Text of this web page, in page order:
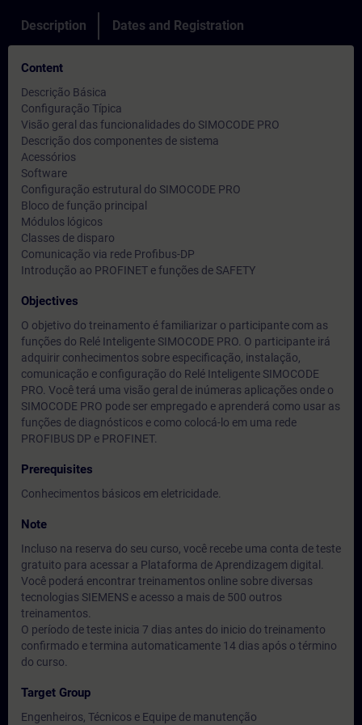
Description Dates and Registration
Content
Descrição Básica
Configuração Típica
Visão geral das funcionalidades do SIMOCODE PRO
Descrição dos componentes de sistema
Acessórios
Software
Configuração estrutural do SIMOCODE PRO
Bloco de função principal
Módulos lógicos
Classes de disparo
Comunicação via rede Profibus-DP
Introdução ao PROFINET e funções de SAFETY
Objectives
O objetivo do treinamento é familiarizar o participante com as
funções do Relé Inteligente SIMOCODE PRO. O participante irá
adquirir conhecimentos sobre especificação, instalação,
comunicação e configuração do Relé Inteligente SIMOCODE
PRO. Você terá uma visão geral de inúmeras aplicações onde o
SIMOCODE PRO pode ser empregado e aprenderá como usar as
funções de diagnósticos e como colocá-lo em uma rede
PROFIBUS DP e PROFINET.
Prerequisites
Conhecimentos básicos em eletricidade.
Note
Incluso na reserva do seu curso, você recebe uma conta de teste
gratuito para acessar a Plataforma de Aprendizagem digital.
Você poderá encontrar treinamentos online sobre diversas
tecnologias SIEMENS e acesso a mais de 500 outros
treinamentos.
O período de teste inicia 7 dias antes do inicio do treinamento
confirmado e termina automaticamente 14 dias após o término
do curso.
Target Group
Engenheiros, Técnicos e Equipe de manutenção